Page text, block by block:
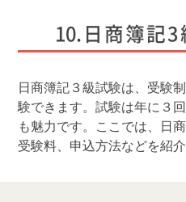
日商簿記
日商簿記３級試験は、受験
験できます。試験は年に３
も魅力です。ここでは、日
受験料、申込方法などを紹介